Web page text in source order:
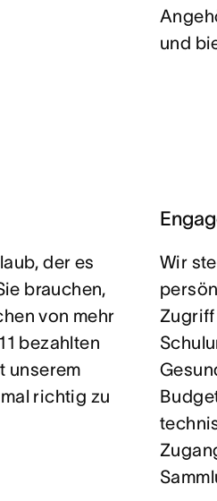
und
der es
brauchen,
von mehr
bezahlten
unserem
richtig zu
Wir
Zugriff